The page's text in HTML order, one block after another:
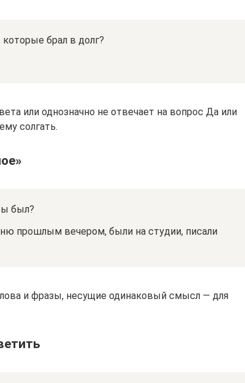
брал в долг?
или однозначно не отвечает на вопрос Да или
солгать.
был?
прошлым вечером, были на студии, писали
и фразы, несущие одинаковый смысл — для